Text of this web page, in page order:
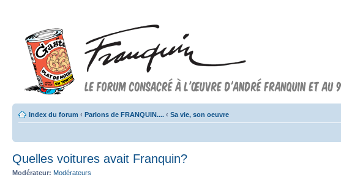
Index du forum ‹ Parlons de FRANQUIN.... ‹ Sa vie, son oeuvre
Quelles voitures avait Franquin?
Modérateur: Modérateurs